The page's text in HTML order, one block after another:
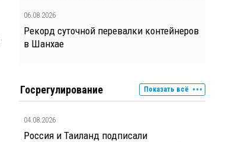
06.08.2026
Рекорд суточной перевалки контейнеров
в Шанхае
Госрегулирование Показать всё
04.08.2026
Россия и Таиланд подписали